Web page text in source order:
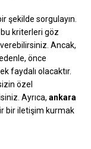
şekilde sorgulayın.
kriterleri göz
Ancak,
önce
faydalı olacaktır.
özel
Ayrıca,ankara
bir iletişim kurmak